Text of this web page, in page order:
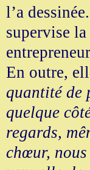
l’a
supervise
En outre,
quantité de
quelque
regards,
chœur,